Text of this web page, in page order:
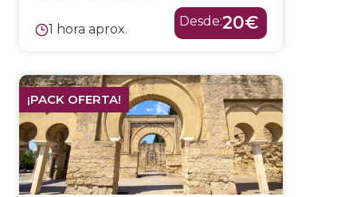
1 hora aprox.
Desde:20€
¡PACK OFERTA!